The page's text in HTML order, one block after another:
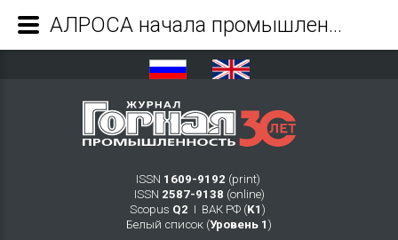
ISSN 1609-9192 (print)
ISSN 2587-9138 (online)
Scopus Q2 Ι ВАК РФ (K1 )
Белый список (Уровень 1 )
АЛРОСА начала промышленную разработку новой трубки «Карпинского-2» в Архангельской области - Журнал Горная промышленность